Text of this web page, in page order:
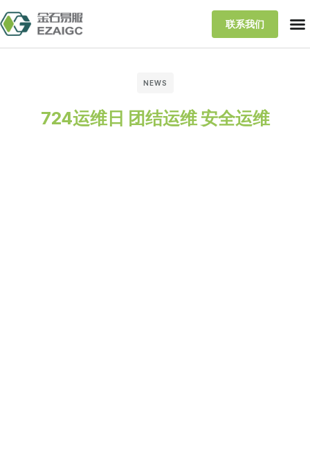
联系我们
NEWS
724运维日 团结运维 安全运维